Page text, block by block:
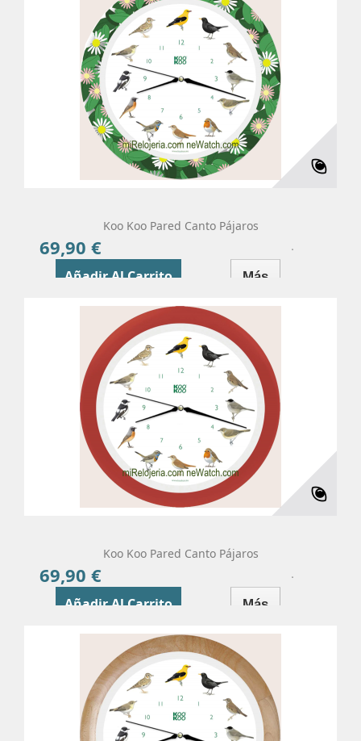
Koo Koo Pared Canto Pájaros
69,90 €
Añadir Al Carrito Más
Koo Koo Pared Canto Pájaros
69,90 €
Añadir Al Carrito Más